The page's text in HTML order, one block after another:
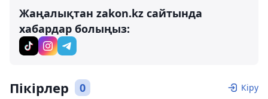
Жаңалықтан zakon.kz сайтында
хабардар болыңыз:
Пікірлер 0 Кіру